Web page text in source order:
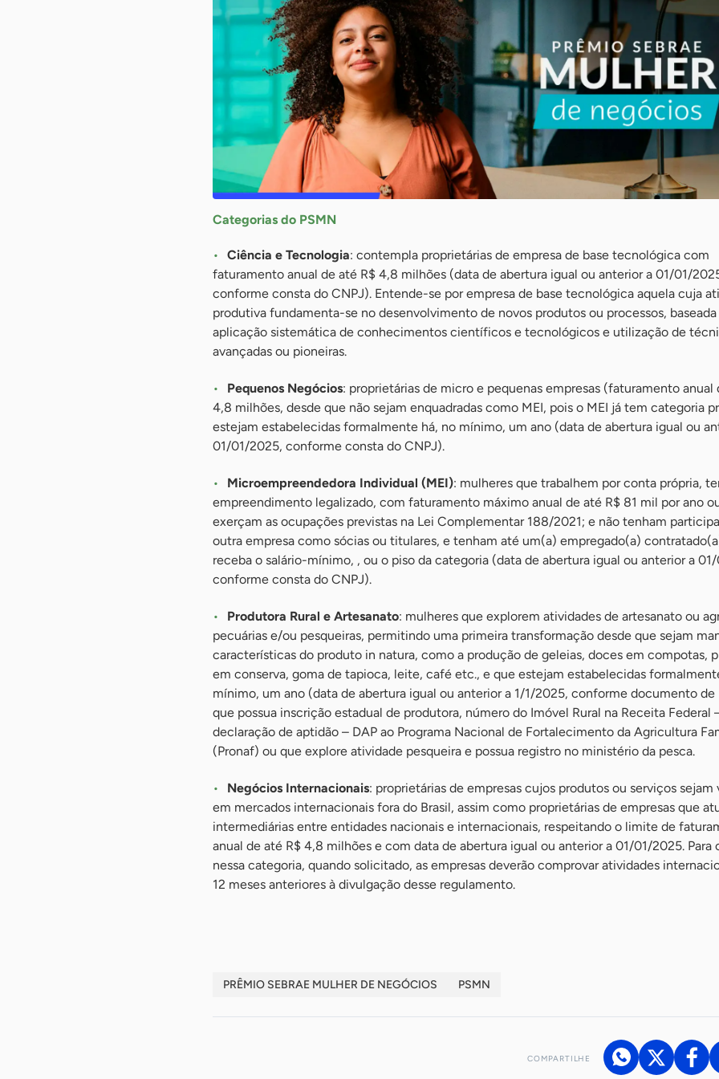
Categorias do PSMN
Ciência e Tecnologia: contempla proprietárias de empresa de base tecnológica com
faturamento anual de até R$ 4,8 milhões (data de abertura igual ou anterior a 01/01/
conforme consta do CNPJ). Entende-se por empresa de base tecnológica aquela cuja
produtiva fundamenta-se no desenvolvimento de novos produtos ou processos, baseada
aplicação sistemática de conhecimentos científicos e tecnológicos e utilização de
avançadas ou pioneiras.
Pequenos Negócios: proprietárias de micro e pequenas empresas (faturamento anual
4,8 milhões, desde que não sejam enquadradas como MEI, pois o MEI já tem categoria
estejam estabelecidas formalmente há, no mínimo, um ano (data de abertura igual ou
01/01/2025, conforme consta do CNPJ).
Microempreendedora Individual (MEI): mulheres que trabalhem por conta própria,
empreendimento legalizado, com faturamento máximo anual de até R$ 81 mil por ano
exerçam as ocupações previstas na Lei Complementar 188/2021; e não tenham
outra empresa como sócias ou titulares, e tenham até um(a) empregado(a)
receba o salário-mínimo, , ou o piso da categoria (data de abertura igual ou anterior a
conforme consta do CNPJ).
Produtora Rural e Artesanato: mulheres que explorem atividades de artesanato ou
pecuárias e/ou pesqueiras, permitindo uma primeira transformação desde que sejam
características do produto in natura, como a produção de geleias, doces em compotas,
em conserva, goma de tapioca, leite, café etc., e que estejam estabelecidas
mínimo, um ano (data de abertura igual ou anterior a 1/1/2025, conforme documento de
que possua inscrição estadual de produtora, número do Imóvel Rural na Receita Federal
declaração de aptidão – DAP ao Programa Nacional de Fortalecimento da Agricultura
(Pronaf) ou que explore atividade pesqueira e possua registro no ministério da pesca.
Negócios Internacionais: proprietárias de empresas cujos produtos ou serviços sejam
em mercados internacionais fora do Brasil, assim como proprietárias de empresas que
intermediárias entre entidades nacionais e internacionais, respeitando o limite de
anual de até R$ 4,8 milhões e com data de abertura igual ou anterior a 01/01/2025. Para
nessa categoria, quando solicitado, as empresas deverão comprovar atividades
12 meses anteriores à divulgação desse regulamento.
PRÊMIO SEBRAE MULHER DE NEGÓCIOS PSMN
COMPARTILHE